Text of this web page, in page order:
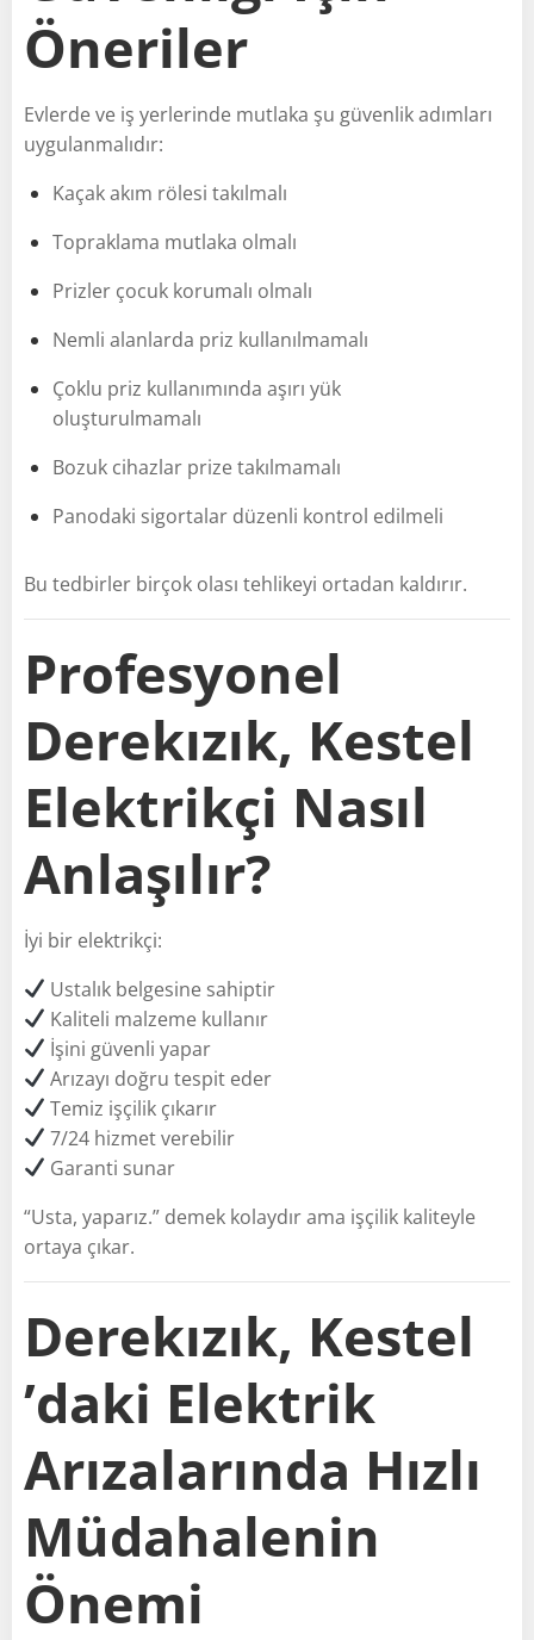
Öneriler
Evlerde ve iş yerlerinde mutlaka şu güvenlik adımları
uygulanmalıdır:
Kaçak akım rölesi takılmalı
Topraklama mutlaka olmalı
Prizler çocuk korumalı olmalı
Nemli alanlarda priz kullanılmamalı
Çoklu priz kullanımında aşırı yük
oluşturulmamalı
Bozuk cihazlar prize takılmamalı
Panodaki sigortalar düzenli kontrol edilmeli
Bu tedbirler birçok olası tehlikeyi ortadan kaldırır.
Profesyonel
Derekızık, Kestel
Elektrikçi Nasıl
Anlaşılır?
İyi bir elektrikçi:
Ustalık belgesine sahiptir
Kaliteli malzeme kullanır
İşini güvenli yapar
Arızayı doğru tespit eder
Temiz işçilik çıkarır
7/24 hizmet verebilir
Garanti sunar
“Usta, yaparız.” demek kolaydır ama işçilik kaliteyle
ortaya çıkar.
Derekızık, Kestel
’daki Elektrik
Arızalarında Hızlı
Müdahalenin
Önemi